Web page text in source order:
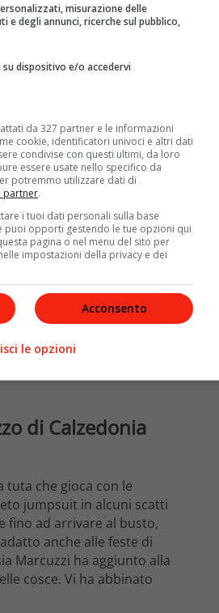
ad accompagnarci
Quella proposta
ravvivate da
di Alessia Marcuzzi.
feste.
di Calzedonia
tuta che gioca con le
jumpsuit in alcuni scatti
fino ad arrivare al busto,
adatto anche alle feste di
Marcuzzi ha aggiunto alla
cosce. Vi ha abbinato
misurazione delle
e degli annunci, ricerche sul pubblico,
dispositivo e/o accedervi
da 327 partner e le informazioni
cookie, identificatori univoci e altri dati
condivise con questi ultimi, da loro
essere usate nello specifico da
potremmo utilizzare dati di
partner.
i tuoi dati personali sulla base
puoi opporti gestendo le tue opzioni qui
pagina o nel menu del sito per
impostazioni della privacy e dei
Acconsento
le opzioni